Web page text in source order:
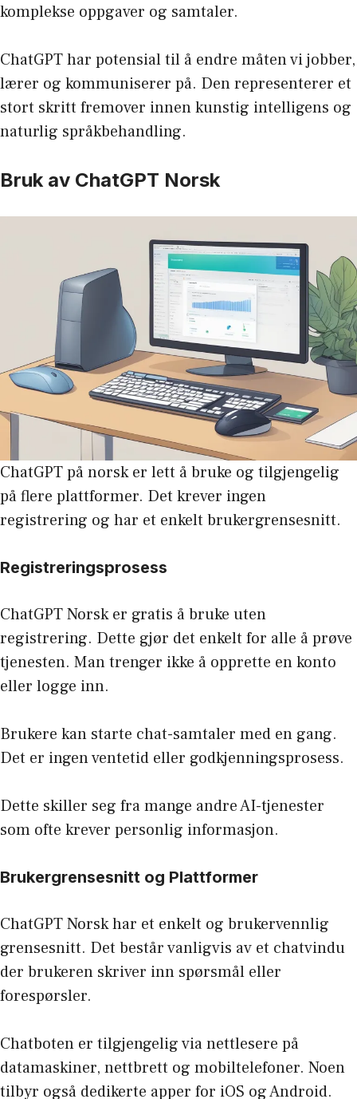
komplekse oppgaver og samtaler.
ChatGPT har potensial til å endre måten vi jobber,
lærer og kommuniserer på. Den representerer et
stort skritt fremover innen kunstig intelligens og
naturlig språkbehandling.
Bruk av ChatGPT Norsk
ChatGPT på norsk er lett å bruke og tilgjengelig
på flere plattformer. Det krever ingen
registrering og har et enkelt brukergrensesnitt.
Registreringsprosess
ChatGPT Norsk er gratis å bruke uten
registrering. Dette gjør det enkelt for alle å prøve
tjenesten. Man trenger ikke å opprette en konto
eller logge inn.
Brukere kan starte chat-samtaler med en gang.
Det er ingen ventetid eller godkjenningsprosess.
Dette skiller seg fra mange andre AI-tjenester
som ofte krever personlig informasjon.
Brukergrensesnitt og Plattformer
ChatGPT Norsk har et enkelt og brukervennlig
grensesnitt. Det består vanligvis av et chatvindu
der brukeren skriver inn spørsmål eller
forespørsler.
Chatboten er tilgjengelig via nettlesere på
datamaskiner, nettbrett og mobiltelefoner. Noen
tilbyr også dedikerte apper for iOS og Android.